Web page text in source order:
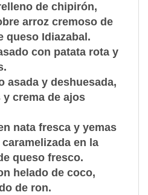
de chipirón,
arroz cremoso de
queso Idiazabal.
con patata rota y
asada y deshuesada,
crema de ajos
nata fresca y yemas
en la
queso fresco.
helado de coco,
de ron.